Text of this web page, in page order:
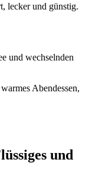
lecker und günstig.
und wechselnden
Abendessen,
und